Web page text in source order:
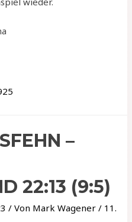
–
22:13 (9:5)
/ Von Mark Wagener / 11.